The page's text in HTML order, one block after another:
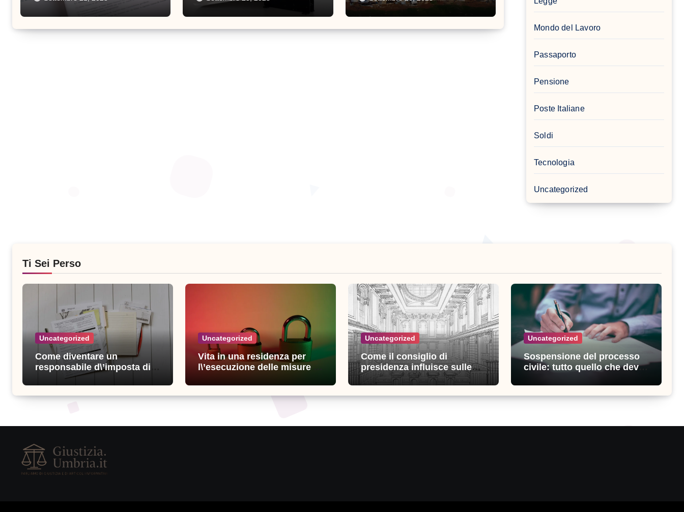
Mondo del Lavoro
Passaporto
Pensione
Poste Italiane
Soldi
Tecnologia
Uncategorized
Ti Sei Perso
Uncategorized
Come diventare un
responsabile d\’imposta di
successo: consigli e
strategie vincenti
Uncategorized
Vita in una residenza per
l\’esecuzione delle misure di
consigli utili
Uncategorized
Come il consiglio di
presidenza influisce sulle
decisioni della giustizia
amministrativa
Uncategorized
Sospensione del processo
civile: tutto quello che devi